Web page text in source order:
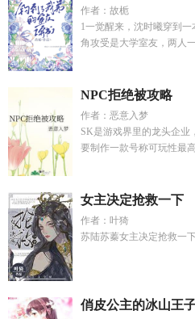
作者：故栀
1一觉醒来，沈时曦穿到
角攻受是大学室友，两人
NPC拒绝被攻略
作者：恶意入梦
SK是游戏界里的龙头企业
要制作一款号称可玩性最
女主决定抢救一下
作者：叶猗
苏陆苏蓁女主决定抢救一
俏皮公主的冰山王